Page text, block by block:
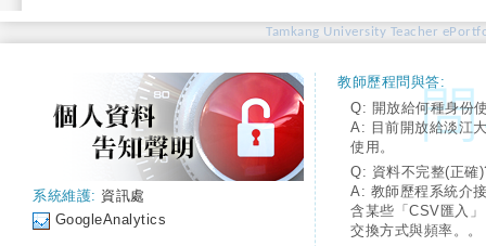
Tamkang University Teacher
系統維護: 資訊處
GoogleAnalytics
教師歷程問與答:
Q: 開放給何種身份
A: 目前開放給淡江
使用。
Q: 資料不完整(正確
A: 教師歷程系統介
含某些「CSV匯入
交換方式與頻率。。